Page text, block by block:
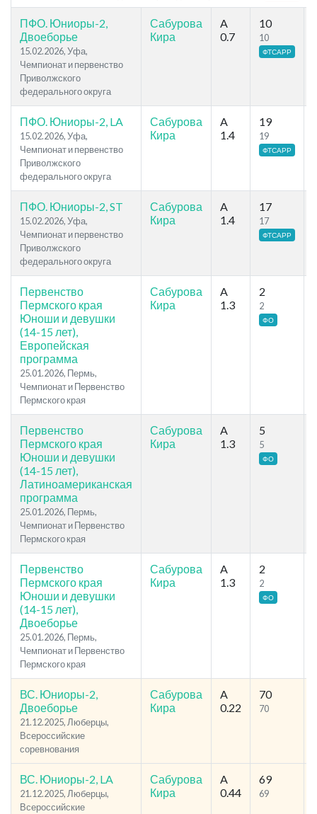
ПФО. Юниоры-2,
Двоеборье
15.02.2026, Уфа,
Чемпионат и первенство
Приволжского
федерального округа
Сабурова
Кира
A
0.7
10
10
ФТСАРР
ПФО. Юниоры-2, LA
15.02.2026, Уфа,
Чемпионат и первенство
Приволжского
федерального округа
Сабурова
Кира
A
1.4
19
19
ФТСАРР
ПФО. Юниоры-2, ST
15.02.2026, Уфа,
Чемпионат и первенство
Приволжского
федерального округа
Сабурова
Кира
A
1.4
17
17
ФТСАРР
Первенство
Пермского края
Юноши и девушки
(14-15 лет),
Европейская
программа
25.01.2026, Пермь,
Чемпионат и Первенство
Пермского края
Сабурова
Кира
A
1.3
2
2
ФО
Первенство
Пермского края
Юноши и девушки
(14-15 лет),
Латиноамериканская
программа
25.01.2026, Пермь,
Чемпионат и Первенство
Пермского края
Сабурова
Кира
A
1.3
5
5
ФО
Первенство
Пермского края
Юноши и девушки
(14-15 лет),
Двоеборье
25.01.2026, Пермь,
Чемпионат и Первенство
Пермского края
Сабурова
Кира
A
1.3
2
2
ФО
ВС. Юниоры-2,
Двоеборье
21.12.2025, Люберцы,
Всероссийские
соревнования
Сабурова
Кира
A
0.22
70
70
ВС. Юниоры-2, LA
21.12.2025, Люберцы,
Всероссийские
Сабурова
Кира
A
0.44
69
69